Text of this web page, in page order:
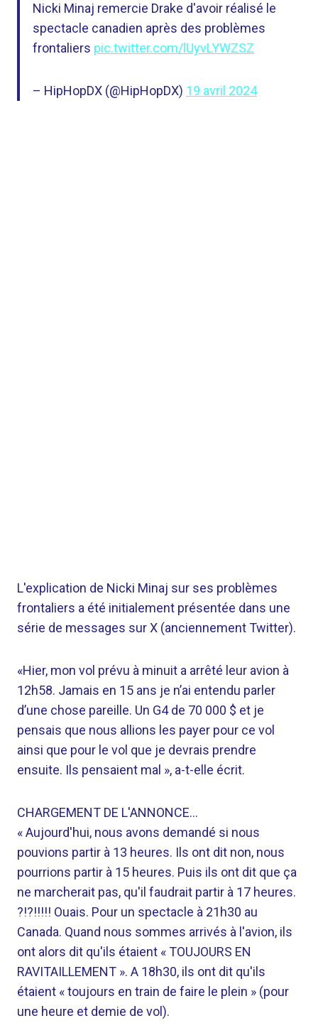
Nicki Minaj remercie Drake d'avoir réalisé le
spectacle canadien après des problèmes
frontaliers pic.twitter.com/lUyvLYWZSZ
– HipHopDX (@HipHopDX) 19 avril 2024
L'explication de Nicki Minaj sur ses problèmes
frontaliers a été initialement présentée dans une
série de messages sur X (anciennement Twitter).
«Hier, mon vol prévu à minuit a arrêté leur avion à
12h58. Jamais en 15 ans je n’ai entendu parler
d’une chose pareille. Un G4 de 70 000 $ et je
pensais que nous allions les payer pour ce vol
ainsi que pour le vol que je devrais prendre
ensuite. Ils pensaient mal », a-t-elle écrit.
CHARGEMENT DE L'ANNONCE…
« Aujourd'hui, nous avons demandé si nous
pouvions partir à 13 heures. Ils ont dit non, nous
pourrions partir à 15 heures. Puis ils ont dit que ça
ne marcherait pas, qu'il faudrait partir à 17 heures.
?!?!!!!! Ouais. Pour un spectacle à 21h30 au
Canada. Quand nous sommes arrivés à l'avion, ils
ont alors dit qu'ils étaient « TOUJOURS EN
RAVITAILLEMENT ». A 18h30, ils ont dit qu'ils
étaient « toujours en train de faire le plein » (pour
une heure et demie de vol).